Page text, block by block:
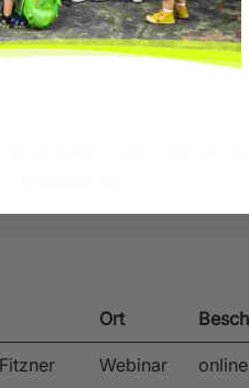
Der Zugang
Ort
Webinar